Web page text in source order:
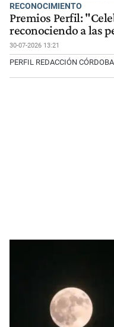
RECONOCIMIENTO
Premios Perfil:
reconociendo a las
30-07-2026 13:21
PERFIL REDACCIÓN CÓRDOBA